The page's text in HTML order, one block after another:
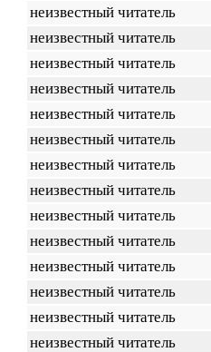
неизвестный читатель
неизвестный читатель
неизвестный читатель
неизвестный читатель
неизвестный читатель
неизвестный читатель
неизвестный читатель
неизвестный читатель
неизвестный читатель
неизвестный читатель
неизвестный читатель
неизвестный читатель
неизвестный читатель
неизвестный читатель